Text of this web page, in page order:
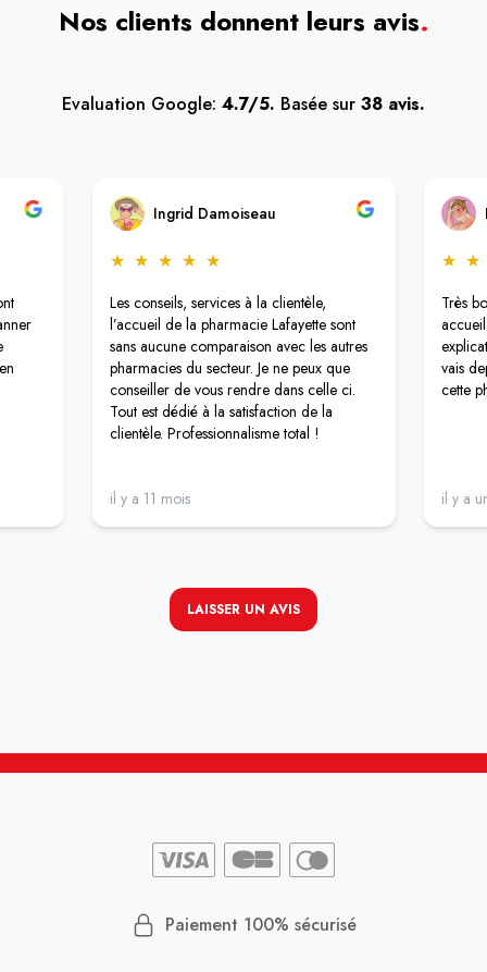
Nos clients donnent leurs avis.
Evaluation Google: 4.7/5. Basée sur 38 avis.
Ingrid Damoiseau
★ ★ ★ ★ ★
Les conseils, services à la clientèle,
l’accueil de la pharmacie Lafayette sont
sans aucune comparaison avec les autres
pharmacies du secteur. Je ne peux que
conseiller de vous rendre dans celle ci.
Tout est dédié à la satisfaction de la
clientèle. Professionnalisme total !
il y a 11 mois
★ ★
Très
vais
cette
il y a
LAISSER UN AVIS
Paiement 100% sécurisé